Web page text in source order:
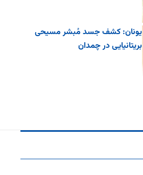
یونان: کشف جسد مُبشر مسیحی
بریتانیایی در چمدان